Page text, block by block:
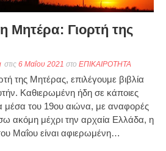
Μητέρα: Γιορτή της
στις 6 Μαΐου 2021 στο ΕΠΙΚΑΙΡΟΤΗΤΑ
της Μητέρας, επιλέγουμε βιβλία
Καθιερωμένη ήδη σε κάποιες
μέσα του 19ου αιώνα, με αναφορές
ακόμη μέχρι την αρχαία Ελλάδα, η
Μαΐου είναι αφιερωμένη…